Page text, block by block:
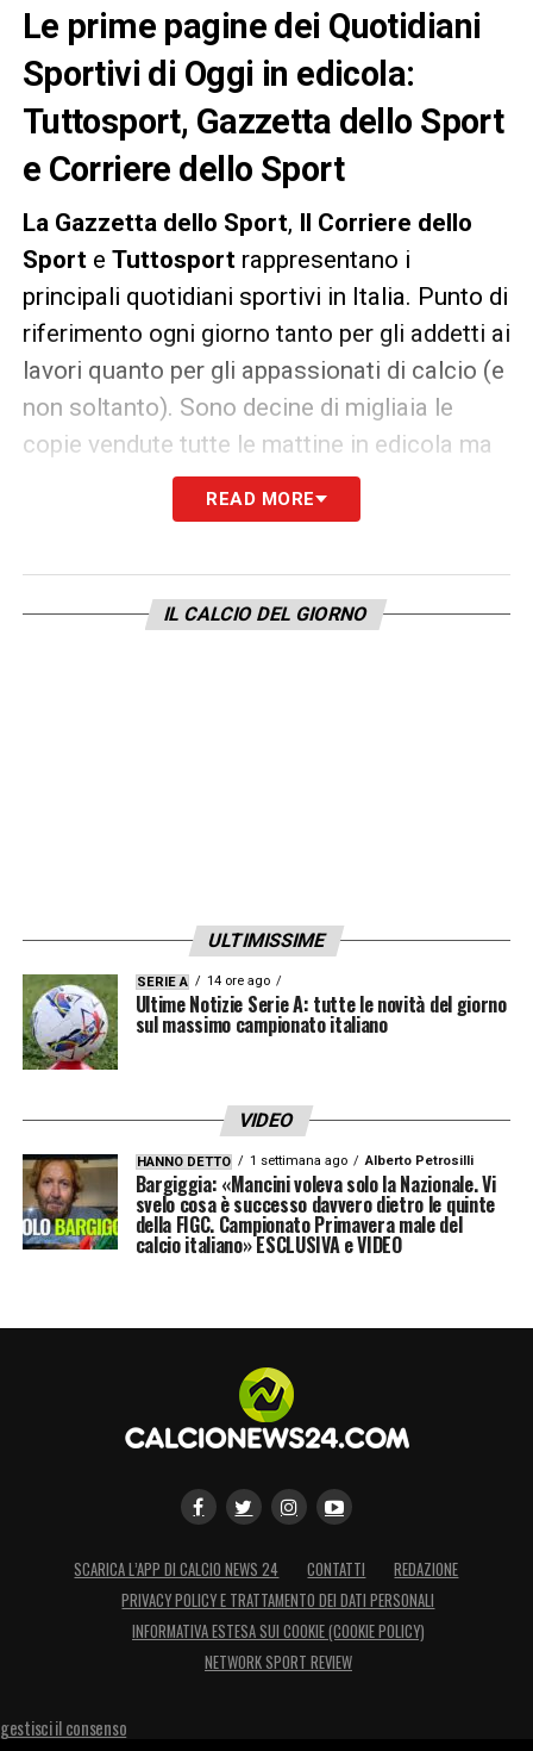
Le prime pagine dei Quotidiani
Sportivi di Oggi in edicola:
Tuttosport, Gazzetta dello Sport
e Corriere dello Sport
La Gazzetta dello Sport, Il Corriere dello
Sporte Tuttosportrappresentano i
principali quotidiani sportivi in Italia. Punto di
riferimento ogni giorno tanto per gli addetti ai
lavori quanto per gli appassionati di calcio (e
non soltanto). Sono decine di migliaia le
copie vendute tutte le mattine in edicola ma
un’anteprima dei principali contenuti può
essere consultata già dalla sera precedente.
READ MORE
IL CALCIO DEL GIORNO
ULTIMISSIME
SERIE A 14 ore ago
Ultime Notizie Serie A: tutte le novità del giorno
sul massimo campionato italiano
VIDEO
HANNO DETTO 1 settimana ago Alberto Petrosilli
Bargiggia: «Mancini voleva solo la Nazionale. Vi
svelo cosa è successo davvero dietro le quinte
della FIGC. Campionato Primavera male del
calcio italiano» ESCLUSIVA e VIDEO
SCARICA L’APP DI CALCIO NEWS 24 CONTATTI
REDAZIONE
PRIVACY POLICY E TRATTAMENTO DEI DATI PERSONALI
INFORMATIVA ESTESA SUI COOKIE (COOKIE POLICY)
NETWORK SPORT REVIEW
gestisci il consenso